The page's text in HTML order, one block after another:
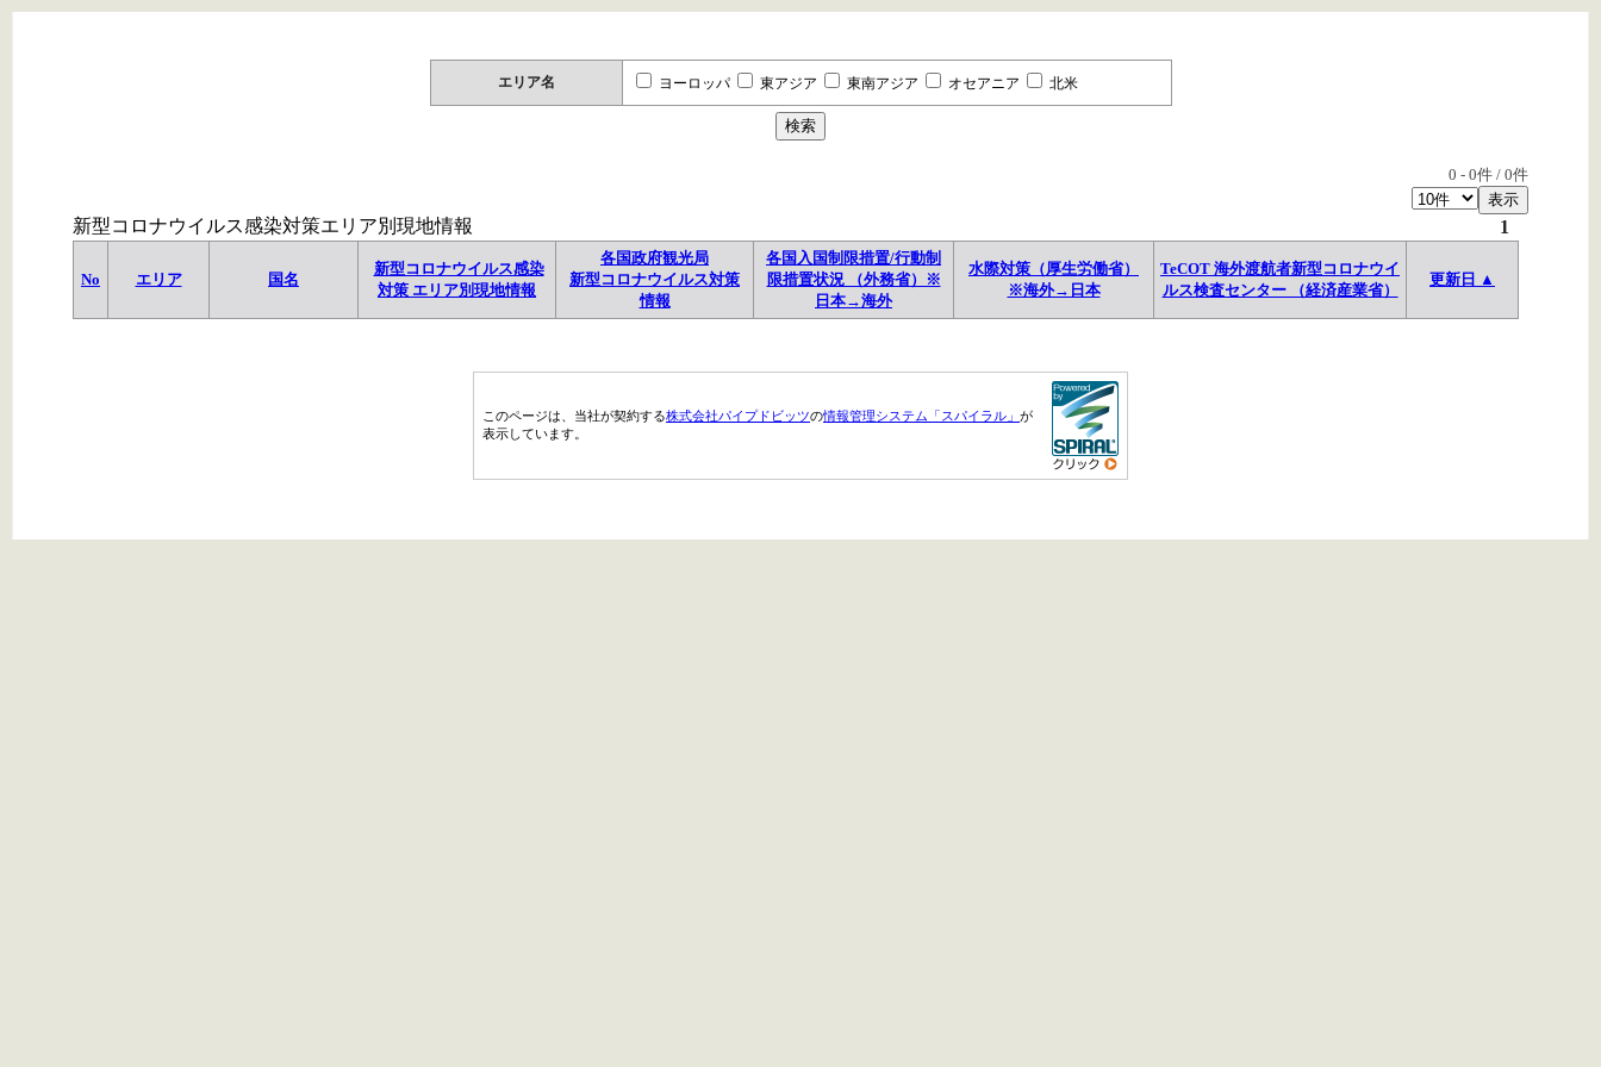
エリア名 ヨーロッパ 東アジア 東南アジア オセアニア 北米
0 - 0件 / 0件
新型コロナウイルス感染対策エリア別現地情報 1
No エリア 国名
新型コロナウイルス感染
対策 エリア別現地情報
各国政府観光局
新型コロナウイルス対策
情報
各国入国制限措置/行動制
限措置状況 （外務省）※
日本→海外
水際対策（厚生労働省）
※海外→日本
TeCOT 海外渡航者新型コロナウイ
ルス検査センター （経済産業省）
更新日 ▲
このページは、当社が契約する株式会社パイプドビッツの情報管理システム「スパイラル」 が
表示しています。